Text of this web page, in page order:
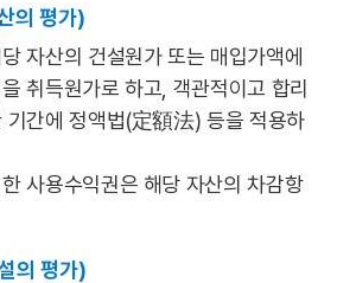
의 평가)
자산의 건설원가 또는 매입가액에
취득원가로 하고, 객관적이고 합리
기간에 정액법(定額法) 등을 적용하
사용수익권은 해당 자산의 차감항
의 평가)